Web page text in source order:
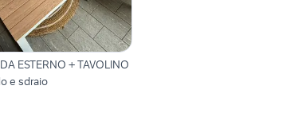
ESTERNO + TAVOLINO
e sdraio